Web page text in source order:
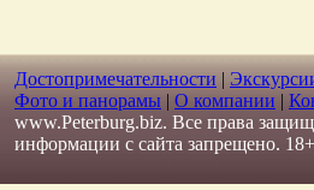
Достопримечательности |
Фото и панорамы | О компании |
www.Peterburg.biz. Все права
информации с сайта запрещено.